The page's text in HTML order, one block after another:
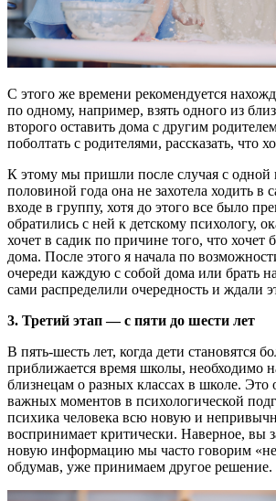
С этого же времени рекомендуется
по одному, например, взять одного из
второго оставить дома с другим
поболтать с родителями, рассказать, что
К этому мы пришли после случая с одной
половиной года она не захотела ходить в
входе в группу, хотя до этого все было
обратились с ней к детскому психологу,
хочет в садик по причине того, что хочет
дома. После этого я начала по
очереди каждую с собой дома или брать
сами распределили очередность и ждали
3. Третий этап — с пяти до шести лет
В пять-шесть лет, когда дети становятся
приближается время школы, необходимо
близнецам о разных классах в школе. Это
важных моментов в психологической
психика человека всю новую и
воспринимает критически. Наверное, вы
новую информацию мы часто говорим
обдумав, уже принимаем другое решение.